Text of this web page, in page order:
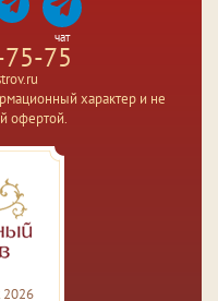
чат
75
характер и не
офертой.
2026